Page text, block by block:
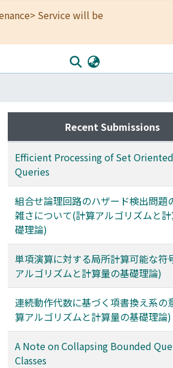
Service will be
Recent Submissions
Efficient Processing of Set
Queries
組合せ論理回路のハザード検出問題
雑さについて(計算アルゴリズムと
礎理論)
単項演算に対する局所計算可能な符
アルゴリズムと計算量の基礎理論)
連続動作代数に基づく項書換え系の
算アルゴリズムと計算量の基礎理論)
A Note on Collapsing Bounded
Classes